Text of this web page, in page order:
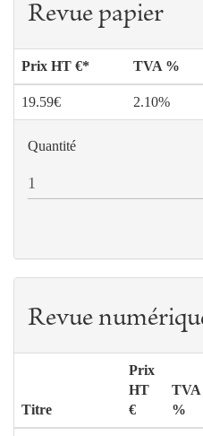
165
Un jeune catholique
Somme
169
George Desvallières
artiste chrétien à l’épreuve
186
Revue papier
Prix HT €* TVA %
19.59€ 2.10%
Quantité
Revue
Titre
Prix
HT
€
TVA
%